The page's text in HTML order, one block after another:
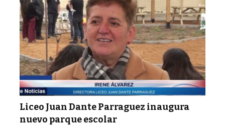
Liceo Juan Dante Parraguez inaugura
nuevo parque escolar